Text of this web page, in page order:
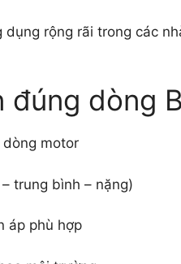
dụng rộng rãi trong các
đúng dòng
motor
trung bình – nặng)
áp phù hợp